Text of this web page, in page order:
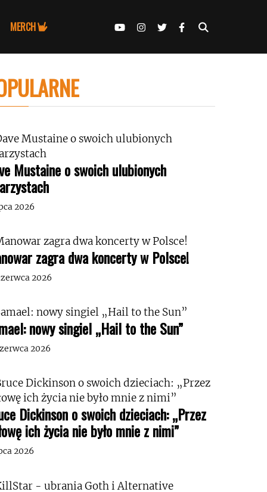
MERCH
Mustaine o swoich ulubionych
2026
zagra dwa koncerty w Polsce!
2026
nowy singiel „Hail to the Sun”
2026
Dickinson o swoich dzieciach: „Przez
ich życia nie było mnie z nimi”
2026